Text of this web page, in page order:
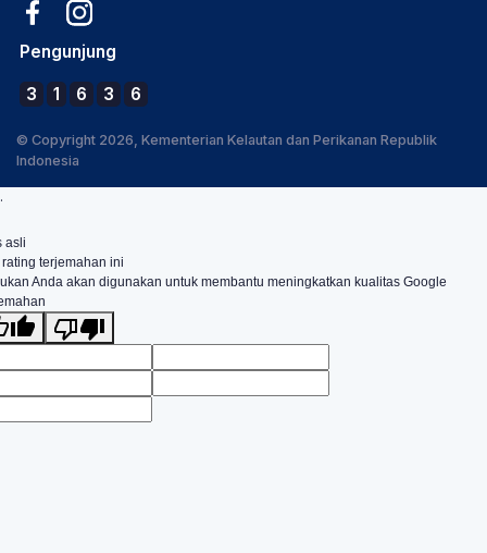
Pengunjung
3 1 6 3 6
© Copyright 2026, Kementerian Kelautan dan Perikanan Republik
Indonesia
.
asli
terjemahan ini
Anda akan digunakan untuk membantu meningkatkan kualitas Google